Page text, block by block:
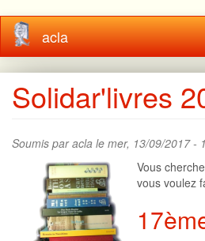
Aller
au
contenu
principal
acla
Solidar'livres
Soumis paracla le mer, 13/09/2017 -
Vous
vous voulez